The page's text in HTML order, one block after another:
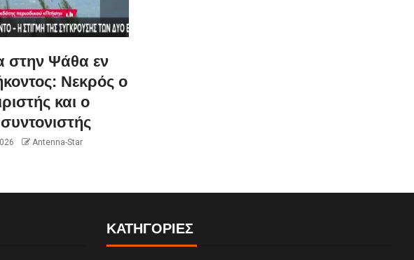
στην Ψάθα εν
Νεκρός ο
και ο
Antenna-Star
ΚΑΤΗΓΟΡΙΕΣ